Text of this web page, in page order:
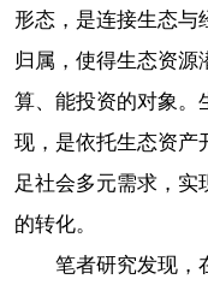
形态，是连接生态与
归属，使得生态资源
算、能投资的对象。
现，是依托生态资产
足社会多元需求，实
的转化。
笔者研究发现，